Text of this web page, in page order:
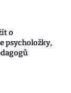
o
psycholožky,